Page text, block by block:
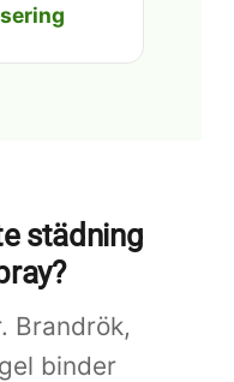
städning
Brandrök,
binder